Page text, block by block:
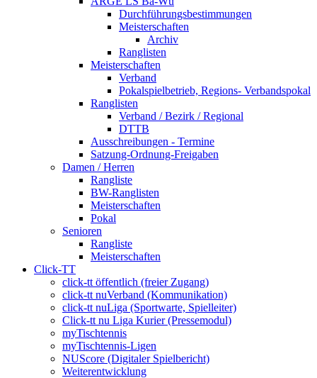
Durchführungsbestimmungen
Meisterschaften
Archiv
Ranglisten
Meisterschaften
Verband
Pokalspielbetrieb, Regions- Verbandspokal
Ranglisten
Verband / Bezirk / Regional
DTTB
Ausschreibungen - Termine
Satzung-Ordnung-Freigaben
Damen / Herren
Rangliste
BW-Ranglisten
Meisterschaften
Pokal
Senioren
Rangliste
Meisterschaften
Click-TT
click-tt öffentlich (freier Zugang)
click-tt nuVerband (Kommunikation)
click-tt nuLiga (Sportwarte, Spielleiter)
Click-tt nu Liga Kurier (Pressemodul)
myTischtennis
myTischtennis-Ligen
NUScore (Digitaler Spielbericht)
Weiterentwicklung